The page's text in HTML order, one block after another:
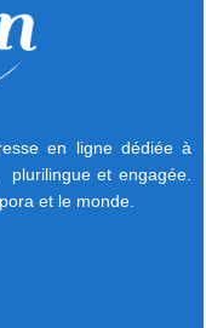
en ligne dédiée à
et engagée.
et le monde.